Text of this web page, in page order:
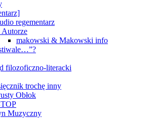
regementarz
Autorze
makowski & Makowski info
filozoficzno-literacki
trochę inny
Obłok
Muzyczny